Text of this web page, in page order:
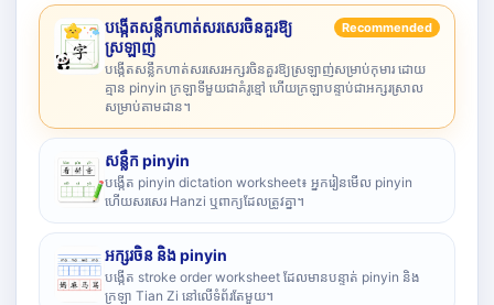
បង្កើតសន្លឹកហាត់សរសេរចិនគួរឱ្យ
ស្រឡាញ់
Recommended
បង្កើតសន្លឹកហាត់សរសេរអក្សរចិនគួរឱ្យស្រឡាញ់សម្រាប់កុមារ ដោយ
គ្មាន pinyin ក្រឡាទីមួយជាគំរូខ្មៅ ហើយក្រឡាបន្ទាប់ជាអក្សរស្រាល
សម្រាប់តាមដាន។
សន្លឹក pinyin
បង្កើត pinyin dictation worksheet៖ អ្នករៀនមើល pinyin
ហើយសរសេរ Hanzi ឬពាក្យដែលត្រូវគ្នា។
អក្សរចិន និង pinyin
បង្កើត stroke order worksheet ដែលមានបន្ទាត់ pinyin និង
ក្រឡា Tian Zi នៅលើទំព័រតែមួយ។